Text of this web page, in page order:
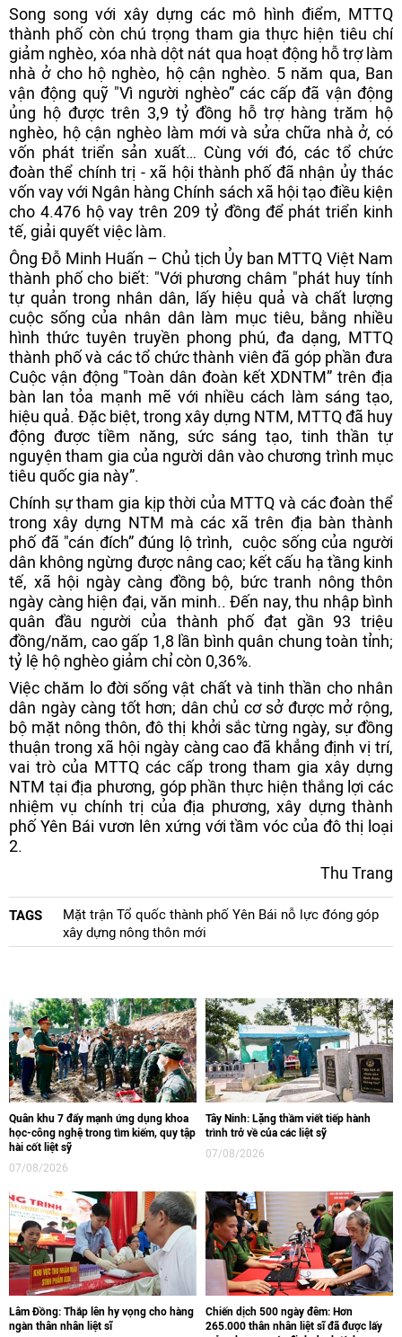
Song song với xây dựng các mô hình điểm, MTTQ
thành phố còn chú trọng tham gia thực hiện tiêu chí
giảm nghèo, xóa nhà dột nát qua hoạt động hỗ trợ làm
nhà ở cho hộ nghèo, hộ cận nghèo. 5 năm qua, Ban
vận động quỹ "Vì người nghèo” các cấp đã vận động
ủng hộ được trên 3,9 tỷ đồng hỗ trợ hàng trăm hộ
nghèo, hộ cận nghèo làm mới và sửa chữa nhà ở, có
vốn phát triển sản xuất… Cùng với đó, các tổ chức
đoàn thể chính trị - xã hội thành phố đã nhận ủy thác
vốn vay với Ngân hàng Chính sách xã hội tạo điều kiện
cho 4.476 hộ vay trên 209 tỷ đồng để phát triển kinh
tế, giải quyết việc làm.
Ông Đỗ Minh Huấn – Chủ tịch Ủy ban MTTQ Việt Nam
thành phố cho biết: "Với phương châm "phát huy tính
tự quản trong nhân dân, lấy hiệu quả và chất lượng
cuộc sống của nhân dân làm mục tiêu, bằng nhiều
hình thức tuyên truyền phong phú, đa dạng, MTTQ
thành phố và các tổ chức thành viên đã góp phần đưa
Cuộc vận động "Toàn dân đoàn kết XDNTM” trên địa
bàn lan tỏa mạnh mẽ với nhiều cách làm sáng tạo,
hiệu quả. Đặc biệt, trong xây dựng NTM, MTTQ đã huy
động được tiềm năng, sức sáng tạo, tinh thần tự
nguyện tham gia của người dân vào chương trình mục
tiêu quốc gia này”.
Chính sự tham gia kịp thời của MTTQ và các đoàn thể
trong xây dựng NTM mà các xã trên địa bàn thành
phố đã "cán đích” đúng lộ trình, cuộc sống của người
dân không ngừng được nâng cao; kết cấu hạ tầng kinh
tế, xã hội ngày càng đồng bộ, bức tranh nông thôn
ngày càng hiện đại, văn minh.. Đến nay, thu nhập bình
quân đầu người của thành phố đạt gần 93 triệu
đồng/năm, cao gấp 1,8 lần bình quân chung toàn tỉnh;
tỷ lệ hộ nghèo giảm chỉ còn 0,36%.
Việc chăm lo đời sống vật chất và tinh thần cho nhân
dân ngày càng tốt hơn; dân chủ cơ sở được mở rộng,
bộ mặt nông thôn, đô thị khởi sắc từng ngày, sự đồng
thuận trong xã hội ngày càng cao đã khẳng định vị trí,
vai trò của MTTQ các cấp trong tham gia xây dựng
NTM tại địa phương, góp phần thực hiện thắng lợi các
nhiệm vụ chính trị của địa phương, xây dựng thành
phố Yên Bái vươn lên xứng với tầm vóc của đô thị loại
2.
Thu Trang
TAGS
Mặt trận Tổ quốc thành phố Yên Bái nỗ lực đóng góp
xây dựng nông thôn mới
Quân khu 7 đẩy mạnh ứng dụng khoa
học-công nghệ trong tìm kiếm, quy tập
hài cốt liệt sỹ
07/08/2026
Tây Ninh: Lặng thầm viết tiếp hành
trình trở về của các liệt sỹ
07/08/2026
Lâm Đồng: Thắp lên hy vọng cho hàng
ngàn thân nhân liệt sĩ
Chiến dịch 500 ngày đêm: Hơn
265.000 thân nhân liệt sĩ đã được lấy